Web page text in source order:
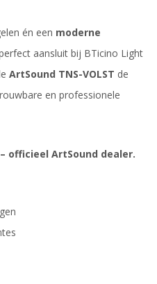
én een moderne
aansluit bij BTicino Light
ArtSound TNS-VOLST de
en professionele
officieel ArtSound dealer.